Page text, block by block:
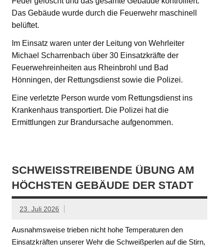
Das Gebäude wurde durch die Feuerwehr maschinell
belüftet.
Im Einsatz waren unter der Leitung von Wehrleiter
Michael Scharrenbach über 30 Einsatzkräfte der
Feuerwehreinheiten aus Rheinbrohl und Bad
Hönningen, der Rettungsdienst sowie die Polizei.
Eine verletzte Person wurde vom Rettungsdienst ins
Krankenhaus transportiert. Die Polizei hat die
Ermittlungen zur Brandursache aufgenommen.
SCHWEISSTREIBENDE ÜBUNG AM H
ÖCHSTEN GEBÄUDE DER STADT
23. Juli 2026
Ausnahmsweise trieben nicht hohe Temperaturen den
Einsatzkräften unserer Wehr die Schweißperlen auf die Stirn,